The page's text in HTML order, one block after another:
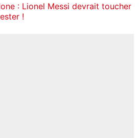
: Lionel Messi devrait toucher
!